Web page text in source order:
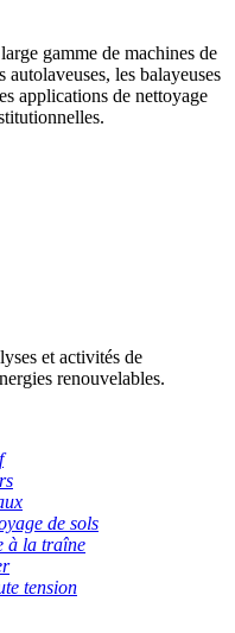
gamme de machines de
les balayeuses
applications de nettoyage
et activités de
renouvelables.
de sols
à la traîne
tension